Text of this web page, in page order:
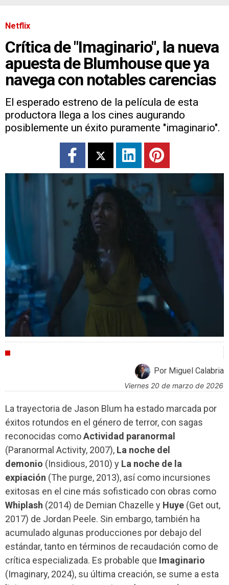
Netflix
Crítica de "Imaginario", la nueva
apuesta de Blumhouse que ya
navega con notables carencias
El esperado estreno de la película de esta
productora llega a los cines augurando
posiblemente un éxito puramente "imaginario".
Por Miguel Calabria
viernes 20 de marzo de 2026
La trayectoria de Jason Blum ha estado marcada por
éxitos rotundos en el género de terror, con sagas
reconocidas comoActividad paranormal
(Paranormal Activity, 2007), La noche del
demonio (Insidious, 2010) y La noche de la
expiación (The purge, 2013), así como incursiones
exitosas en el cine más sofisticado con obras como
Whiplash (2014) de Demian Chazelle y Huye (Get out,
2017) de Jordan Peele. Sin embargo, también ha
acumulado algunas producciones por debajo del
estándar, tanto en términos de recaudación como de
crítica especializada. Es probable que Imaginario
(Imaginary, 2024), su última creación, se sume a esta